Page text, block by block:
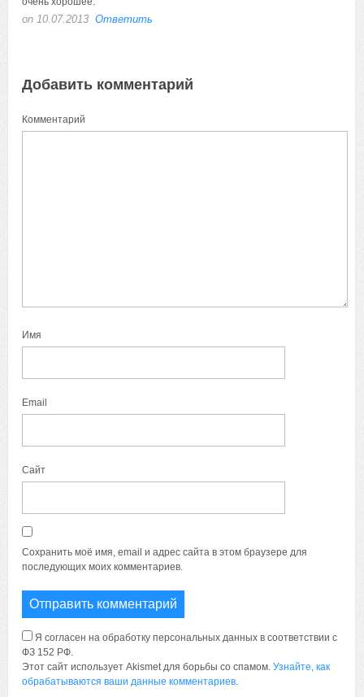
on 10.07.2013 Ответить
Добавить комментарий
Комментарий
Имя
Email
Сайт
Сохранить моё имя, email и адрес сайта в этом браузере для
последующих моих комментариев.
Я согласен на обработку персональных данных в соответствии с
ФЗ 152 РФ.
Этот сайт использует Akismet для борьбы со спамом.Узнайте, как
обрабатываются ваши данные комментариев.